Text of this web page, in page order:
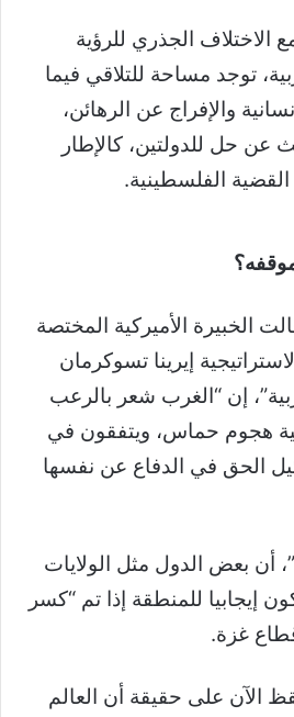
الاختلاف الجذري للرؤية
توجد مساحة للتلاقي فيما
والإفراج عن الرهائن،
عن حل للدولتين، كالإطار
الفلسطينية.
الخبيرة الأميركية المختصة
إيرينا تسوكرمان
إن “الغرب شعر بالرعب
هجوم حماس، ويتفقون في
الحق في الدفاع عن نفسها
أن بعض الدول مثل الولايات
إيجابيا للمنطقة إذا تم “كسر
غزة.
الآن على حقيقة أن العالم